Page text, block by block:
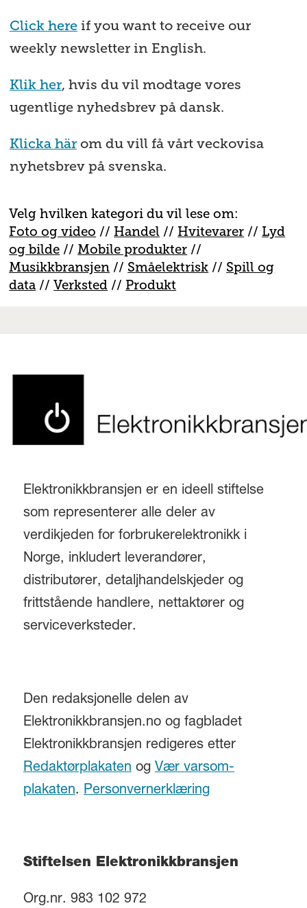
Click hereif you want to receive our
weekly newsletter in English.
Klik her, hvis du vil modtage vores
ugentlige nyhedsbrev på dansk.
Klicka härom du vill få vårt veckovisa
nyhetsbrev på svenska.
Velg hvilken kategori du vil lese om:
Foto og video // Handel // Hvitevarer // Lyd
og bilde //Mobile produkter //
Musikkbransjen // Småelektrisk // Spill og
data //Verksted // Produkt
Elektronikkbransjen er en ideell stiftelse
som representerer alle deler av
verdikjeden for forbrukerelektronikk i
Norge, inkludert leverandører,
distributører, detaljhandelskjeder og
frittstående handlere, nettaktører og
serviceverksteder.
Den redaksjonelle delen av
Elektronikkbransjen.no og fagbladet
Elektronikkbransjen redigeres etter
Redaktørplakaten og Vær varsom-
plakaten. Personvernerklæring
Stiftelsen Elektronikkbransjen
Org.nr. 983 102 972